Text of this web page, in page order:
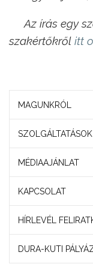
Az írás egy
szakértőkről itt
MAGUNKRÓL
SZOLGÁLTATÁSOK
MÉDIAAJÁNLAT
KAPCSOLAT
HÍRLEVÉL
DURA-KUTI